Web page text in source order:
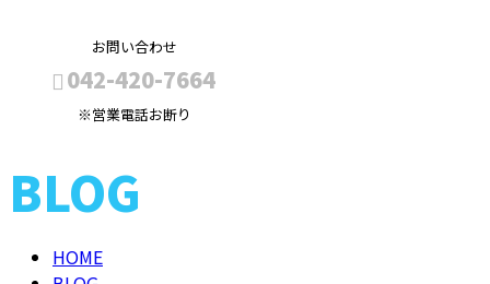
お問い合わせ
042-420-7664
※営業電話お断り
メールフォーム
BLOG
HOME